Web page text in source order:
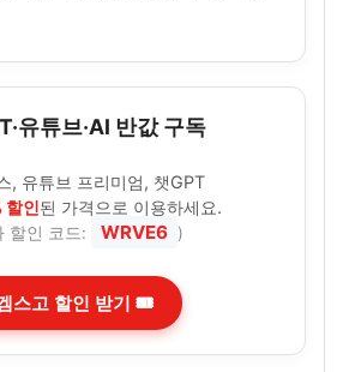
유튜브·AI 반값 구독
, 유튜브 프리미엄, 챗GPT
할인된 가격으로 이용하세요.
할인 코드: WRVE6 )
스고 할인 받기 🎟️